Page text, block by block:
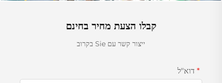
קבלו הצעת מחיר בחינם
ייצור קשר עם Sie בקרוב
דוא"ל